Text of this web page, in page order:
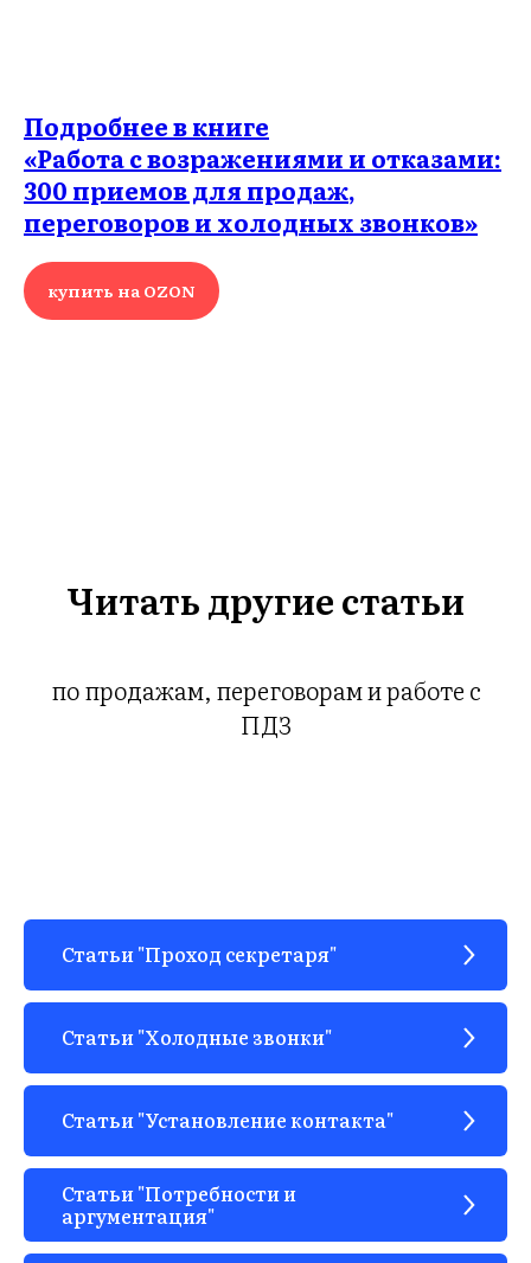
Подробнее в книге
«Работа с возражениями и отказами:
300 приемов для продаж,
переговоров и холодных звонков»
купить на OZON
Читать другие статьи
по продажам, переговорам и работе с
ПДЗ
Статьи "Проход секретаря"
Статьи "Холодные звонки"
Статьи "Установление контакта"
Статьи "Потребности и
аргументация"